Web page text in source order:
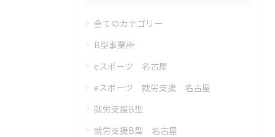
全てのカテゴリー
B型事業所
eスポーツ 名古屋
eスポーツ 就労支援 名古屋
就労支援B型
就労支援B型 名古屋